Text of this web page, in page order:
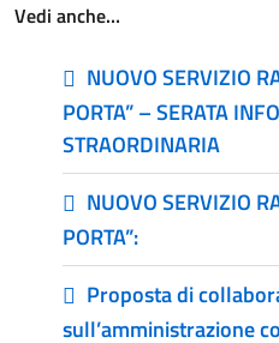
Vedi anche…
NUOVO SERVIZIO
PORTA” – SERATA
STRAORDINARIA
NUOVO SERVIZIO
PORTA”:
Proposta di
sull’amministrazione